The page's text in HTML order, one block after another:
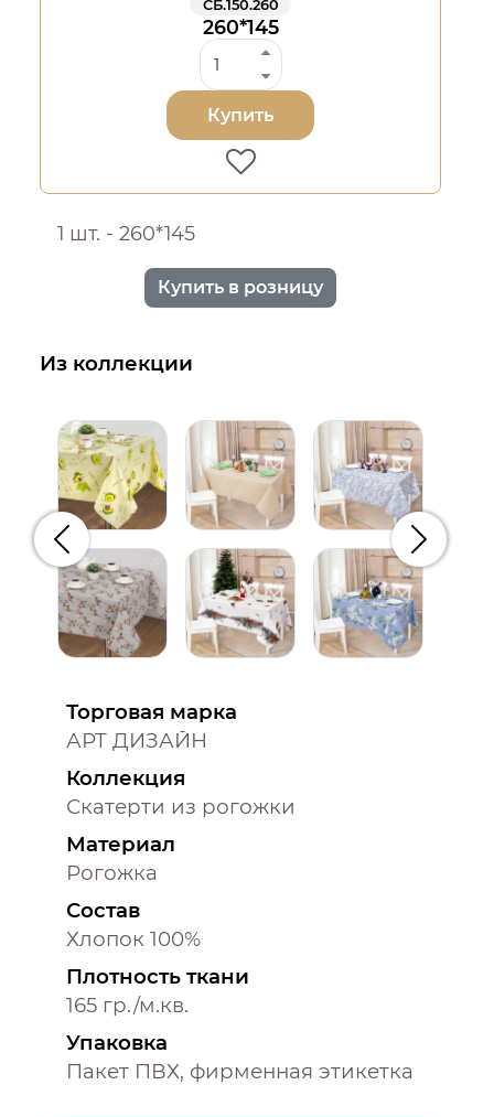
СБ.150.260
260*145
Купить
1 шт. - 260*145
Купить в розницу
Из коллекции
Предыдущий
Торговая марка
АРТ ДИЗАЙН
Коллекция
Скатерти из рогожки
Материал
Рогожка
Состав
Хлопок 100%
Плотность ткани
165 гр./м.кв.
Упаковка
Пакет ПВХ, фирменная этикетка